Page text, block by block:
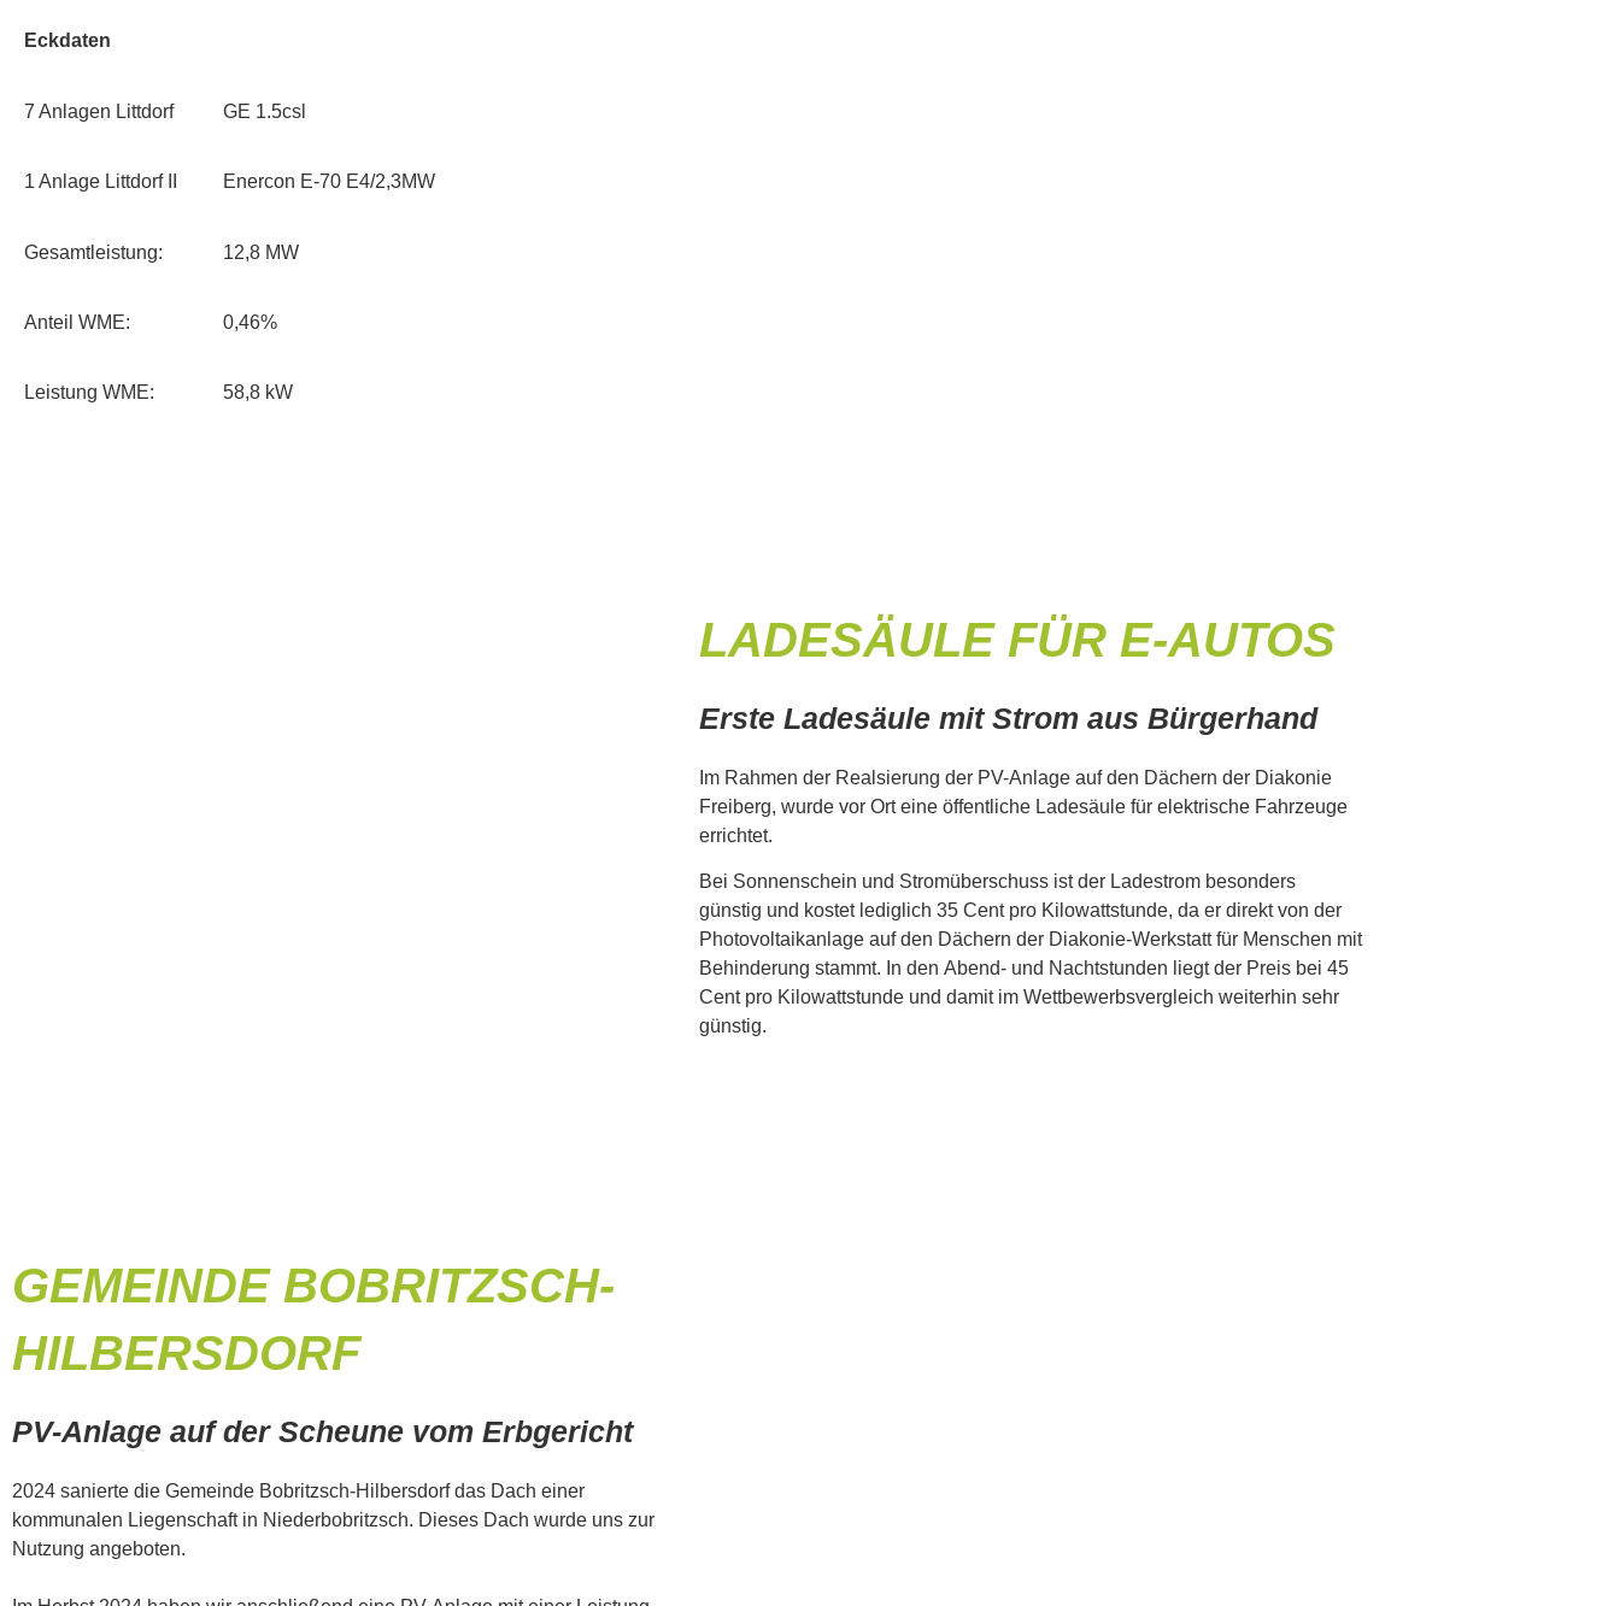
Eckdaten
7 Anlagen Littdorf GE 1.5csl
1 Anlage Littdorf II Enercon E-70 E4/2,3MW
Gesamt­leistung: 12,8 MW
Anteil WME: 0,46%
Leistung WME: 58,8 kW
LADESÄULE FÜR E-AUTOS
Erste Ladesäule mit Strom aus Bürgerhand
Im Rahmen der Realsierung der PV-Anlage auf den Dächern der Diakonie
Freiberg, wurde vor Ort eine öffentliche Ladesäule für elektrische Fahrzeuge
errichtet.
Bei Sonnenschein und Stromüberschuss ist der Ladestrom besonders
günstig und kostet lediglich 35 Cent pro Kilowattstunde, da er direkt von der
Photovoltaikanlage auf den Dächern der Diakonie-Werkstatt für Menschen mit
Behinderung stammt. In den Abend- und Nachtstunden liegt der Preis bei 45
Cent pro Kilowattstunde und damit im Wettbewerbsvergleich weiterhin sehr
günstig.
GEMEINDE BOBRITZSCH-
HILBERSDORF
PV-Anlage auf der Scheune vom Erbgericht
2024 sanierte die Gemeinde Bobritzsch-Hilbersdorf das Dach einer
kommunalen Liegenschaft in Niederbobritzsch. Dieses Dach wurde uns zur
Nutzung angeboten.